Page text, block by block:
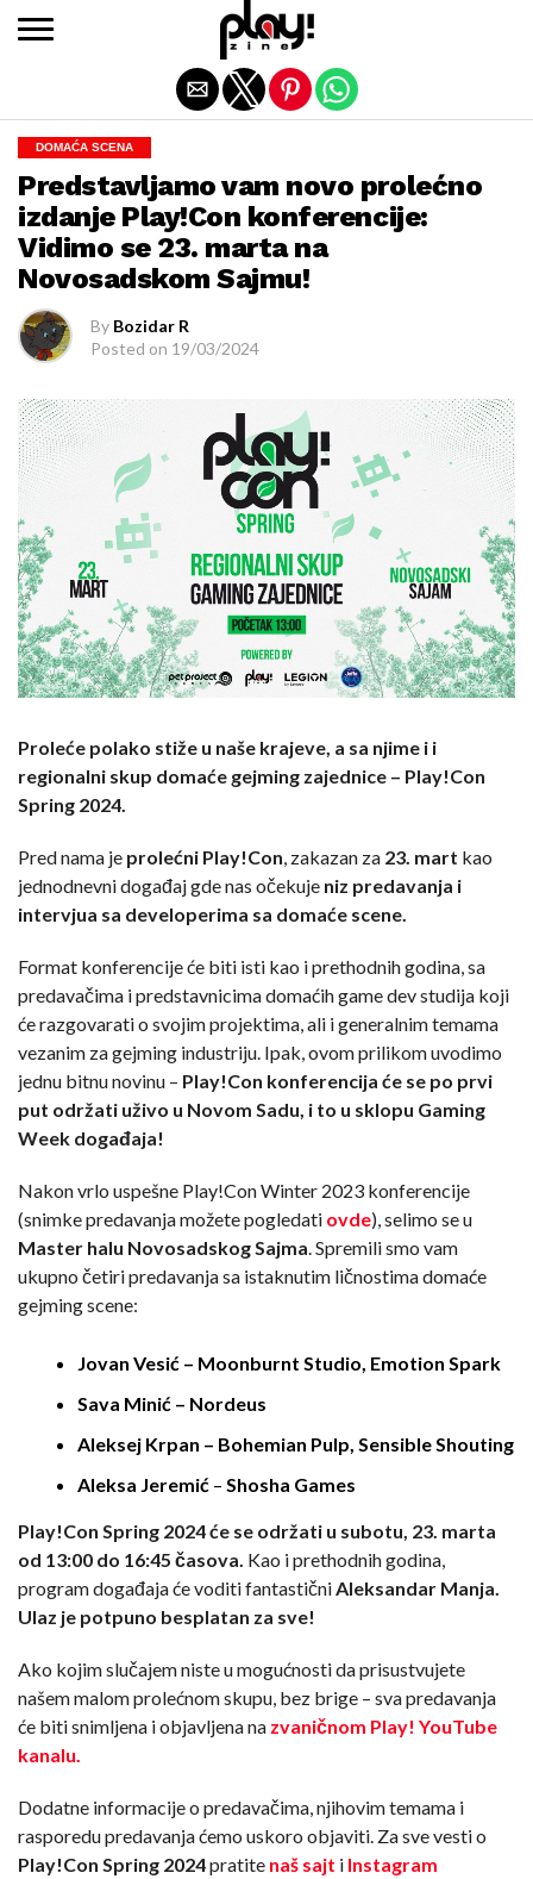
DOMAĆA SCENA
Predstavljamo vam novo prolećno
izdanje Play!Con konferencije:
Vidimo se 23. marta na
Novosadskom Sajmu!
By Bozidar R
Posted on 19/03/2024
Proleće polako stiže u naše krajeve, a sa njime i i
regionalni skup domaće gejming zajednice – Play!Con
Spring 2024.
Pred nama je prolećni Play!Con , zakazan za 23. mart kao
jednodnevni događaj gde nas očekuje niz predavanja i
intervjua sa developerima sa domaće scene.
Format konferencije će biti isti kao i prethodnih godina, sa
predavačima i predstavnicima domaćih game dev studija koji
će razgovarati o svojim projektima, ali i generalnim temama
vezanim za gejming industriju. Ipak, ovom prilikom uvodimo
jednu bitnu novinu – Play!Con konferencija će se po prvi
put održati uživo u Novom Sadu, i to u sklopu Gaming
Week događaja!
Nakon vrlo uspešne Play!Con Winter 2023 konferencije
(snimke predavanja možete pogledati ovde), selimo se u
Master halu Novosadskog Sajma . Spremili smo vam
ukupno četiri predavanja sa istaknutim ličnostima domaće
gejming scene:
Jovan Vesić – Moonburnt Studio, Emotion Spark
Sava Minić – Nordeus
Aleksej Krpan – Bohemian Pulp, Sensible Shouting
Aleksa Jeremić – Shosha Games
Play!Con Spring 2024 će se održati u subotu, 23. marta
od 13:00 do 16:45 časova. Kao i prethodnih godina,
program događaja će voditi fantastični Aleksandar Manja.
Ulaz je potpuno besplatan za sve!
Ako kojim slučajem niste u mogućnosti da prisustvujete
našem malom prolećnom skupu, bez brige – sva predavanja
će biti snimljena i objavljena na zvaničnom Play! YouTube
kanalu.
Dodatne informacije o predavačima, njihovim temama i
rasporedu predavanja ćemo uskoro objaviti. Za sve vesti o
Play!Con Spring 2024pratite naš sajt i Instagram
Exit mobile version